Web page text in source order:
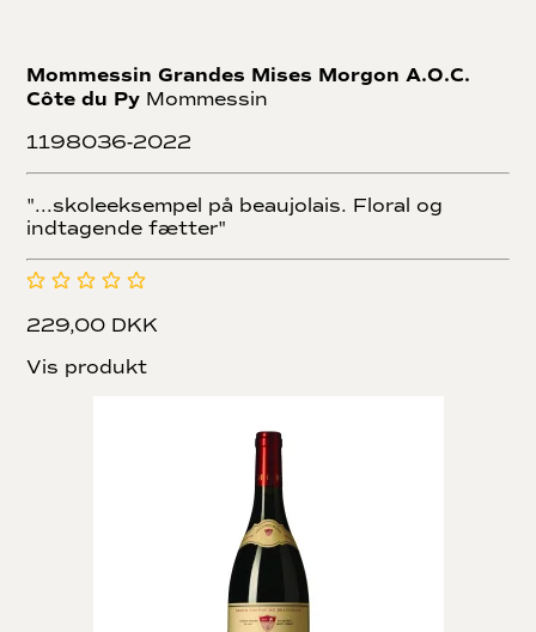
Mommessin Grandes Mises Morgon A.O.C.
Côte du Py Mommessin
1198036-2022
"...skoleeksempel på beaujolais. Floral og
indtagende fætter"
229,00 DKK
Vis produkt